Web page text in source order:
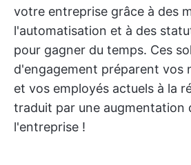
votre entreprise grâce à des
l'automatisation et à des
pour gagner du temps. Ces
d'engagement préparent vos
et vos employés actuels à la
traduit par une augmentation
l'entreprise !